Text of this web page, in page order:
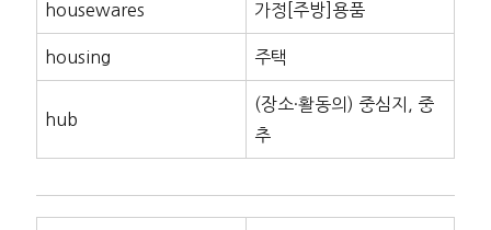
housewares 가정[주방]용품
housing 주택
hub
(장소·활동의) 중심지, 중
추